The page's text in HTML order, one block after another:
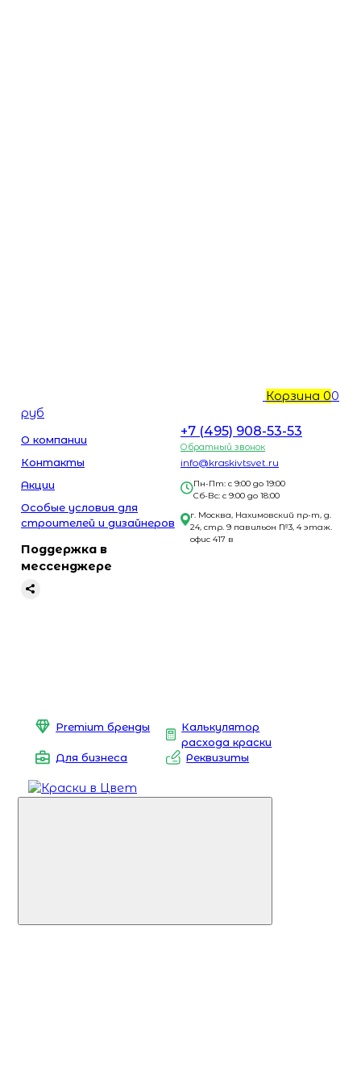
Корзина 00
руб
О компании
Контакты
Акции
Особые условия для
строителей и дизайнеров
Поддержка в
мессенджере
+7 (495) 908-53-53
Обратный звонок
info@kraskivtsvet.ru
Пн-Пт: с 9:00 до 19:00
Сб-Вс: с 9:00 до 18:00
г. Москва, Нахимовский пр-т, д.
24, стр. 9 павильон №3, 4 этаж.
офис 417 в
Premium бренды
Калькулятор
расхода краски
Для бизнеса
Реквизиты